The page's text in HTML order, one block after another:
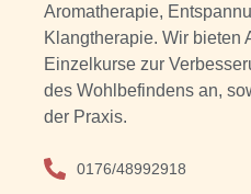
Aromatherapie,
Klangtherapie. Wir bieten
Einzelkurse zur
des Wohlbefindens an,
der Praxis.
0176/48992918